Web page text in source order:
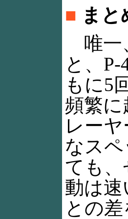
■ まと
唯一
と、P-
もに5
頻繁
レー
なス
ても
動は
との